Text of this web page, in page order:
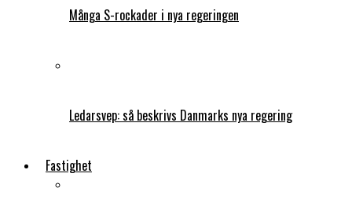
Många S-rockader i nya regeringen
Ledarsvep: så beskrivs Danmarks nya regering
Fastighet